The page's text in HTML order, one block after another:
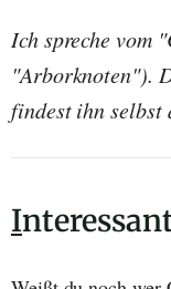
Ich spreche vom
"Arborknoten").
findest ihn selbst
I